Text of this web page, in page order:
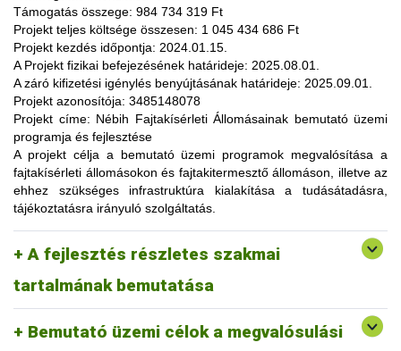
Támogatás összege: 984 734 319 Ft
Projekt teljes költsége összesen: 1 045 434 686 Ft
Projekt kezdés időpontja: 2024.01.15.
A Projekt fizikai befejezésének határideje: 2025.08.01.
A záró kifizetési igénylés benyújtásának határideje: 2025.09.01.
Projekt azonosítója: 3485148078
Projekt címe: Nébih Fajtakísérleti Állomásainak bemutató üzemi
programja és fejlesztése
A projekt céljaa bemutató üzemi programok megvalósítása a
fajtakísérleti állomásokon és fajtakitermesztő állomáson, illetve az
ehhez szükséges infrastruktúra kialakítása a tudásátadásra,
tájékoztatásra irányuló szolgáltatás.
A fejlesztés részletes szakmai
tartalmának bemutatása
szembeni ellenálló képesség. A fajtakísérlet során megszerzett
tapasztalatok átadása az agrárgazdaság szereplői részére egy
olyan, a hagyományostól eltérő jellegű tudás megszerzési
lehetőség, amelynek során a résztvevők elsősorban
gyakorlatorientált ismeretanyaggal, tapasztalatokkal
gazdagodhatnak, a fajtahasználaton túl, az aktuális termelési
eljárások és gazdaságszervezési minták alkalmazása
tekintetében. A gazdálkodók olyan innovatív ismereteket,
növénykultúrákat (fajtákat), környezetvédelmi megoldásokat
ismerhetnek meg, amelyek alkalmazása révén
optimalizálhatják a termelést, csökkenthetik a szennyezőanyag
kibocsátást, valamint eredményesen alkalmazkodhatnak a
állomáson (Tordas, Pölöske, Székkutas, Monorierdő)
valósulna meg bemutató üzemi program.
Bemutató üzemi célok a megvalósulási
Tordas
kertészeti (zöldség, gyümölcs) fajok, szántóföldi
és üvegházi termesztési körülmények, ökológiai
gazdálkodásra alkalmas fajták vizsgálata
Pölöske
kertészeti (gyümölcs) fajok
Székkutas
szántóföldi fajok vizsgálata